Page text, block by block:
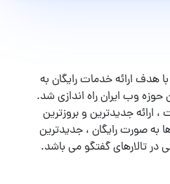
پرشین اسکریپت در سال ۱۳۸۶ با هدف ارائه خدمات رایگان به
حوزه وب ایران راه اندازی شد.
ارائه جدیدترین و بروزترین
به صورت رایگان ، جدیدترین
تالارهای گفتگو می باشد.